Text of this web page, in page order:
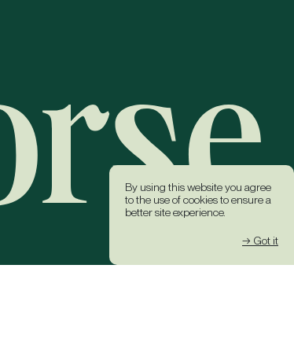
By using this website you agree
to the use of cookies to ensure a
better site experience.
→ Got it